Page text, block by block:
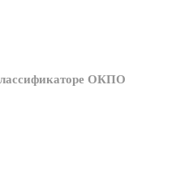
ОКПО